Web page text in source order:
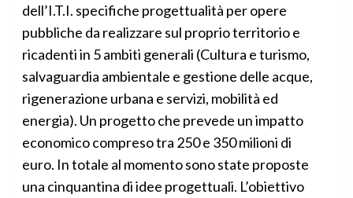
dell’I.T.I. specifiche progettualità per opere
pubbliche da realizzare sul proprio territorio e
ricadenti in 5 ambiti generali (Cultura e turismo,
salvaguardia ambientale e gestione delle acque,
rigenerazione urbana e servizi, mobilità ed
energia). Un progetto che prevede un impatto
economico compreso tra 250 e 350 milioni di
euro. In totale al momento sono state proposte
una cinquantina di idee progettuali. L’obiettivo